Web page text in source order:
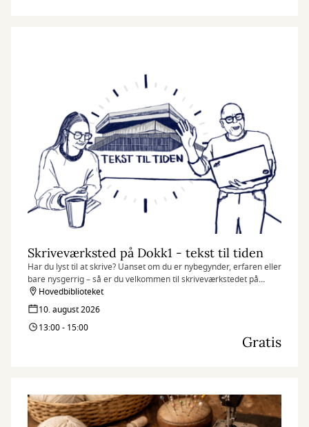
Skriveværksted på Dokk1 - tekst til tiden
Har du lyst til at skrive? Uanset om du er nybegynder, erfaren eller
bare nysgerrig – så er du velkommen til skriveværkstedet på
Dokk1. Her handler det ikke om at skrive korrekt, men om at
slippe fantasien løs og finde glæde i sproget.
Hovedbiblioteket
10. august 2026
13:00 - 15:00
Gratis